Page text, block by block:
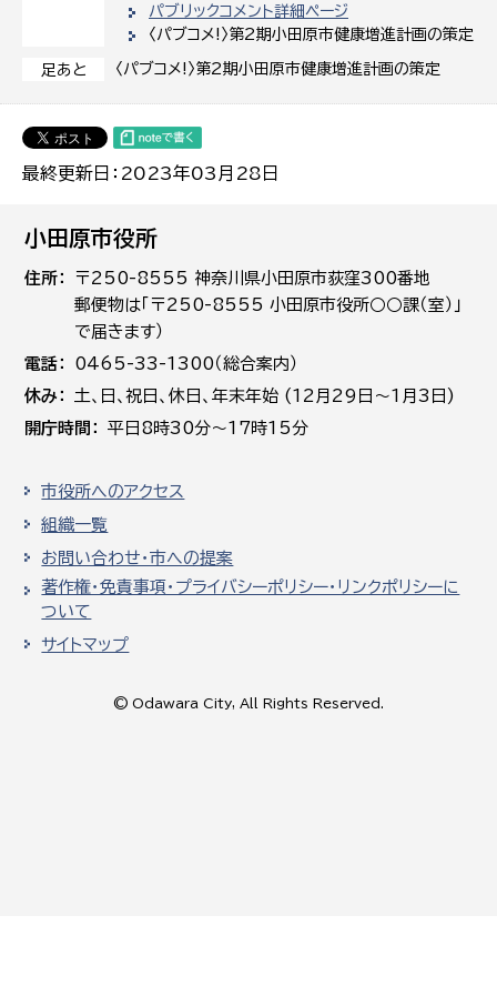
パブリックコメント詳細ページ
〈パブコメ!〉第2期小田原市健康増進計画の策定
足あと 〈パブコメ!〉第2期小田原市健康増進計画の策定
最終更新日：2023年03月28日
小田原市役所
住所
〒250-8555 神奈川県小田原市荻窪300番地
郵便物は「〒250-8555 小田原市役所○○課（室）」
で届きます）
電話
0465-33-1300（総合案内）
休み
土､日､祝日、休日、年末年始 (12月29日～1月3日)
開庁時間
平日8時30分～17時15分
市役所へのアクセス
組織一覧
お問い合わせ・市への提案
著作権・免責事項・プライバシーポリシー・リンクポリシーに
ついて
サイトマップ
© Odawara City, All Rights Reserved.